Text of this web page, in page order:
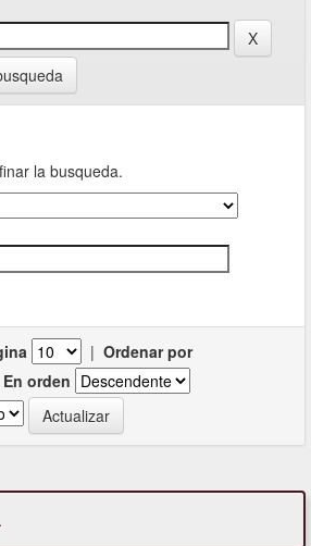
la busqueda.
| Ordenar por
En orden